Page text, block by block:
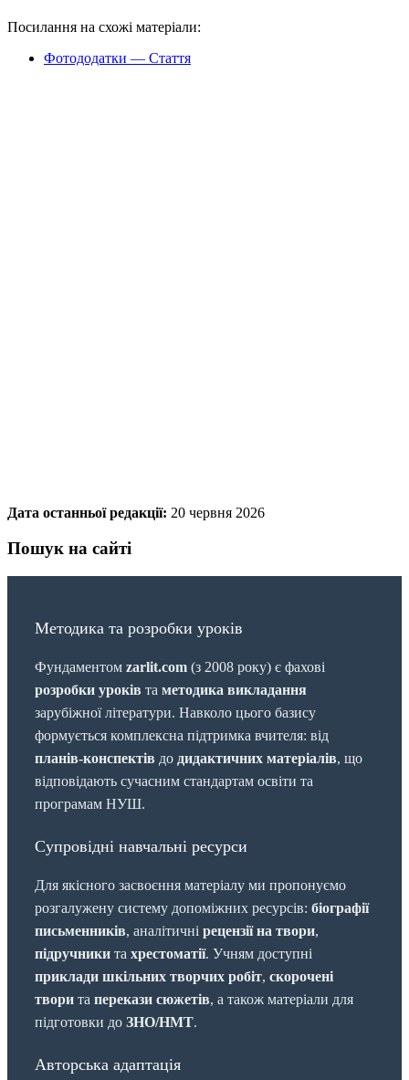
Посилання на схожі матеріали:
Фотододатки — Стаття
Дата останньої редакції: 20 червня 2026
Пошук на сайті
Методика та розробки уроків
Фундаментом zarlit.com (з 2008 року) є фахові
розробки уроків та методика викладання
зарубіжної літератури. Навколо цього базису
формується комплексна підтримка вчителя: від
планів-конспектів до дидактичних матеріалів, що
відповідають сучасним стандартам освіти та
програмам НУШ.
Супровідні навчальні ресурси
Для якісного засвоєння матеріалу ми пропонуємо
розгалужену систему допоміжних ресурсів: біографії
письменників, аналітичні рецензії на твори,
підручники та хрестоматії. Учням доступні
приклади шкільних творчих робіт, скорочені
твори та перекази сюжетів, а також матеріали для
підготовки до ЗНО/НМТ.
Авторська адаптація